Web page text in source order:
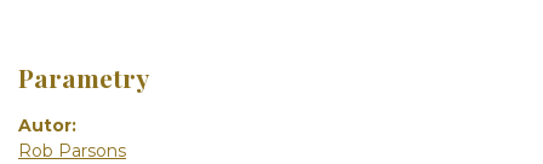
Parametry
Autor
Rob Parsons